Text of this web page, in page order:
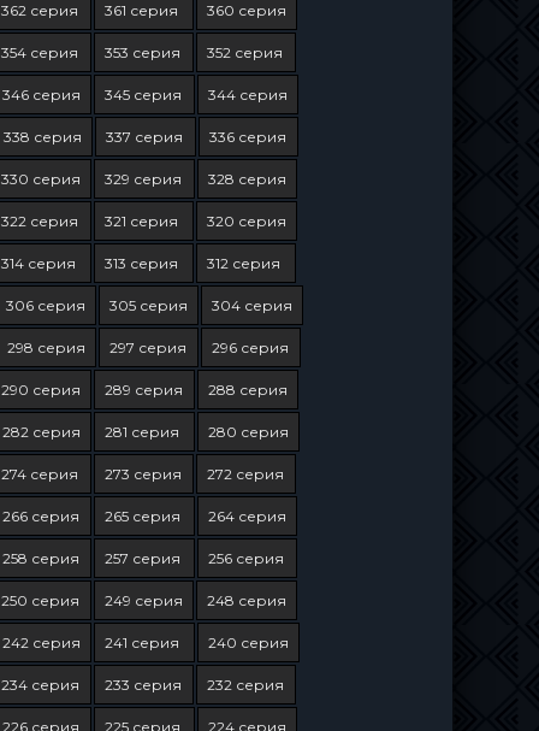
362 серия 361 серия 360 серия
354 серия 353 серия 352 серия
346 серия 345 серия 344 серия
338 серия 337 серия 336 серия
330 серия 329 серия 328 серия
322 серия 321 серия 320 серия
314 серия 313 серия 312 серия
306 серия 305 серия 304 серия
298 серия 297 серия 296 серия
290 серия 289 серия 288 серия
282 серия 281 серия 280 серия
274 серия 273 серия 272 серия
266 серия 265 серия 264 серия
258 серия 257 серия 256 серия
250 серия 249 серия 248 серия
242 серия 241 серия 240 серия
234 серия 233 серия 232 серия
226 серия 225 серия 224 серия